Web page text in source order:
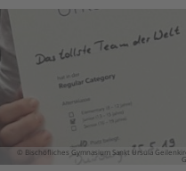
© Bischöfliches Gymnasium Sankt Ursula